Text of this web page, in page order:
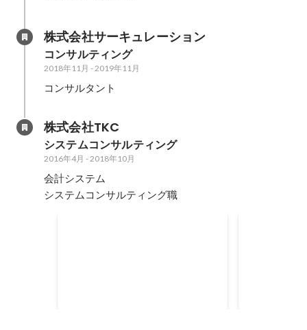
株式会社サーキュレーション
コンサルティング
2018年11月 - 2019年11月
コンサルタント
株式会社TKC
システムコンサルティング
2016年4月 - 2018年10月
会計システム
システムコンサルティング職